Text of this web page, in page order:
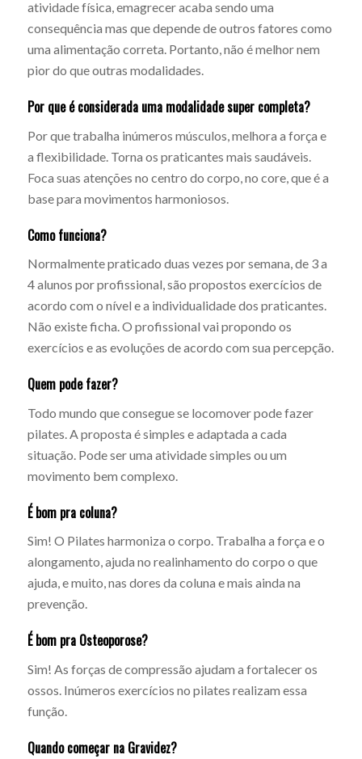
atividade física, emagrecer acaba sendo uma
consequência mas que depende de outros fatores como
uma alimentação correta. Portanto, não é melhor nem
pior do que outras modalidades.
Por que é considerada uma modalidade super completa?
Por que trabalha inúmeros músculos, melhora a força e
a flexibilidade. Torna os praticantes mais saudáveis.
Foca suas atenções no centro do corpo, no core, que é a
base para movimentos harmoniosos.
Como funciona?
Normalmente praticado duas vezes por semana, de 3 a
4 alunos por profissional, são propostos exercícios de
acordo com o nível e a individualidade dos praticantes.
Não existe ficha. O profissional vai propondo os
exercícios e as evoluções de acordo com sua percepção.
Quem pode fazer?
Todo mundo que consegue se locomover pode fazer
pilates. A proposta é simples e adaptada a cada
situação. Pode ser uma atividade simples ou um
movimento bem complexo.
É bom pra coluna?
Sim! O Pilates harmoniza o corpo. Trabalha a força e o
alongamento, ajuda no realinhamento do corpo o que
ajuda, e muito, nas dores da coluna e mais ainda na
prevenção.
É bom pra Osteoporose?
Sim! As forças de compressão ajudam a fortalecer os
ossos. Inúmeros exercícios no pilates realizam essa
função.
Quando começar na Gravidez?